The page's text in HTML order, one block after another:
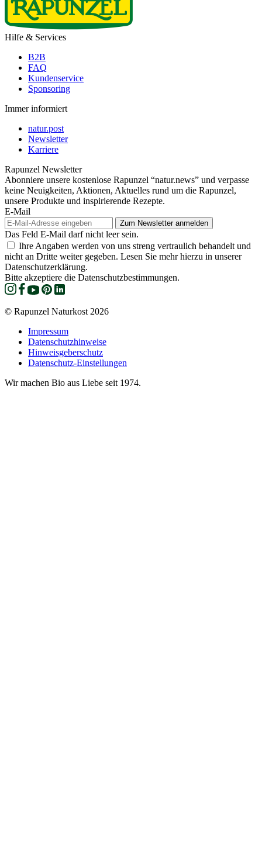
Hilfe & Services
B2B
FAQ
Kundenservice
Sponsoring
Immer informiert
natur.post
Newsletter
Karriere
Rapunzel Newsletter
Abonniere unsere kostenlose Rapunzel “natur.news” und verpasse
keine Neuigkeiten, Aktionen, Aktuelles rund um die Rapunzel,
unsere Produkte und inspirierende Rezepte.
E-Mail
Das Feld E-Mail darf nicht leer sein.
Ihre Angaben werden von uns streng vertraulich behandelt und
nicht an Dritte weiter gegeben. Lesen Sie mehr hierzu in unserer
Datenschutzerklärung.
Bitte akzeptiere die Datenschutzbestimmungen.
© Rapunzel Naturkost 2026
Impressum
Datenschutzhinweise
Hinweisgeberschutz
Datenschutz-Einstellungen
Wir machen Bio aus Liebe seit 1974.